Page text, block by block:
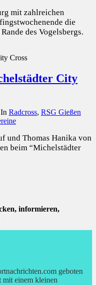
mit zahlreichen
die
des Vogelsbergs.
City
In Radcross, RSG Gießen
und Thomas Hanika von
beim “Michelstädter
informieren,
geboten
mit einem kleinen